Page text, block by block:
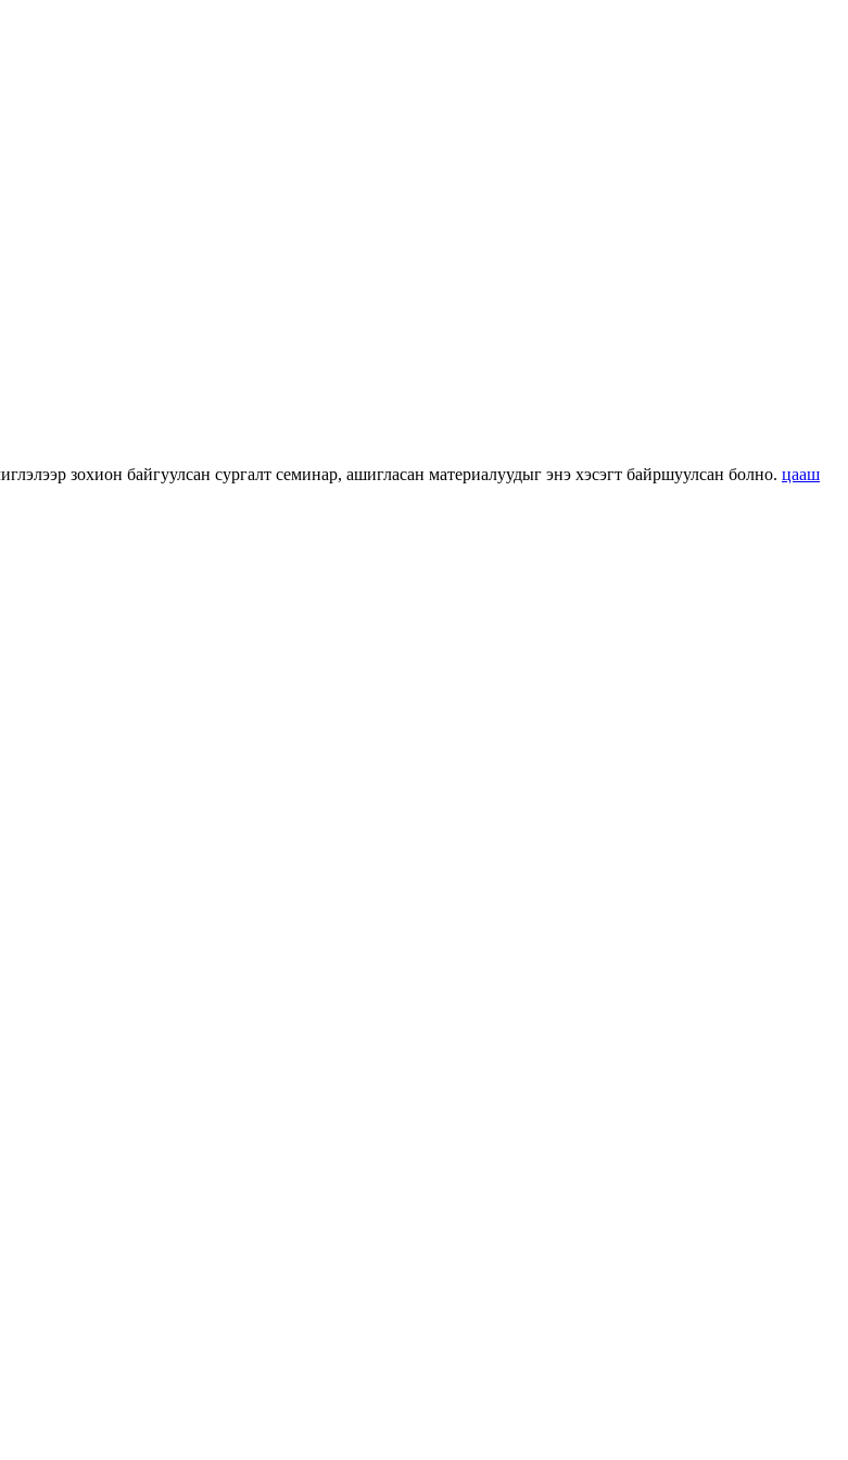
зохион байгуулсан сургалт семинар, ашигласан материалуудыг энэ хэсэгт байршуулсан болно. цааш